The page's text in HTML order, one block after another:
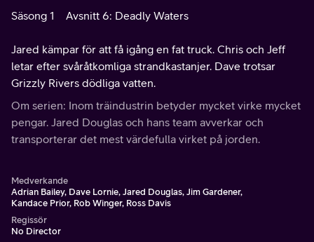
Säsong 1 Avsnitt 6: Deadly Waters
Jared kämpar för att få igång en fat truck. Chris och Jeff
letar efter svåråtkomliga strandkastanjer. Dave trotsar
Grizzly Rivers dödliga vatten.
Om serien: Inom träindustrin betyder mycket virke mycket
pengar. Jared Douglas och hans team avverkar och
transporterar det mest värdefulla virket på jorden.
Medverkande
Adrian Bailey, Dave Lornie, Jared Douglas, Jim Gardener,
Kandace Prior, Rob Winger, Ross Davis
Regissör
No Director